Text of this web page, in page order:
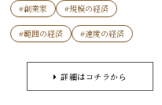
#創業家 #規模の経済
#範囲の経済 #速度の経済
詳細はコチラから